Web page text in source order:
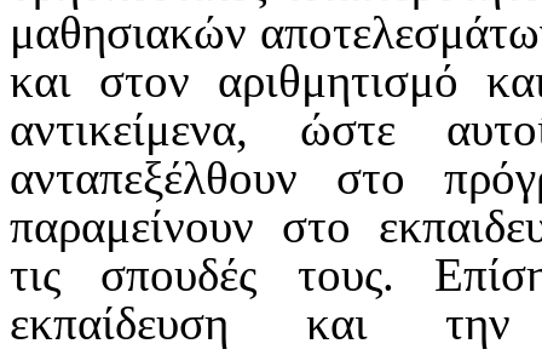
μαθησιακών
και στον αριθμητισμό
αντικείμενα, ώστε
ανταπεξέλθουν στο
παραμείνουν στο
τις σπουδές τους.
εκπαίδευση και